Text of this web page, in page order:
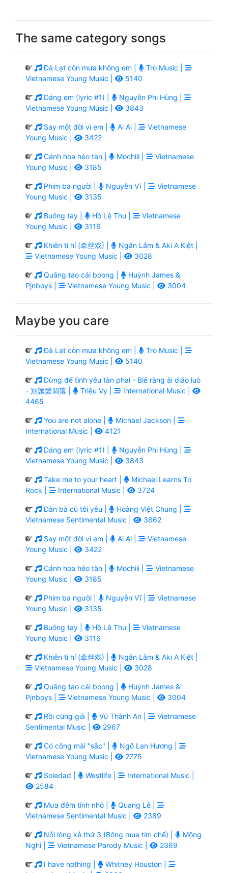
The same category songs
Đà Lạt còn mưa không em |
Tro Music |
Vietnamese Young Music |
5140
Dáng em (lyric #1) |
Nguyễn Phi Hùng |
Vietnamese Young Music |
3843
Say một đời vì em | Ai Ai |
Vietnamese
Young Music |
3422
Cánh hoa héo tàn | Mochiii |
Vietnamese
Young Music |
3185
Phim ba người | Nguyễn Vĩ |
Vietnamese
Young Music |
3135
Buông tay | Hồ Lệ Thu |
Vietnamese
Young Music |
3116
Khiên ti hí (牵丝戏) |
Ngân Lâm & Aki A Kiệt |
Vietnamese Young Music |
3028
Quăng tao cái boong |
Huỳnh James &
Pjnboys |
Vietnamese Young Music | 3004
Maybe you care
Đà Lạt còn mưa không em |
Tro Music |
Vietnamese Young Music |
5140
Đừng để tình yêu tàn phai - Bié ràng ài diāo luò
- 別讓愛凋落 |
Triệu Vy |
International Music |
4465
You are not alone |
Michael Jackson |
International Music |
4121
Dáng em (lyric #1) |
Nguyễn Phi Hùng |
Vietnamese Young Music |
3843
Take me to your heart |
Michael Learns To
Rock |
International Music | 3724
Đàn bà cũ tôi yêu |
Hoàng Việt Chung |
Vietnamese Sentimental Music |
3662
Say một đời vì em | Ai Ai |
Vietnamese
Young Music |
3422
Cánh hoa héo tàn | Mochiii |
Vietnamese
Young Music |
3185
Phim ba người | Nguyễn Vĩ |
Vietnamese
Young Music |
3135
Buông tay | Hồ Lệ Thu |
Vietnamese
Young Music |
3116
Khiên ti hí (牵丝戏) |
Ngân Lâm & Aki A Kiệt |
Vietnamese Young Music |
3028
Quăng tao cái boong |
Huỳnh James &
Pjnboys |
Vietnamese Young Music | 3004
Rồi cũng già | Vũ Thành An |
Vietnamese
Sentimental Music |
2967
Có công mài "sắc" |
Ngô Lan Hương |
Vietnamese Young Music |
2775
Soledad | Westlife |
International Music |
2584
Mưa đêm tỉnh nhỏ |
Quang Lê |
Vietnamese Sentimental Music |
2389
Nỗi lòng kẻ thứ 3 (Bông mua tím chế) |
Mộng
Nghi |
Vietnamese Parody Music | 2369
I have nothing |
Whitney Houston |